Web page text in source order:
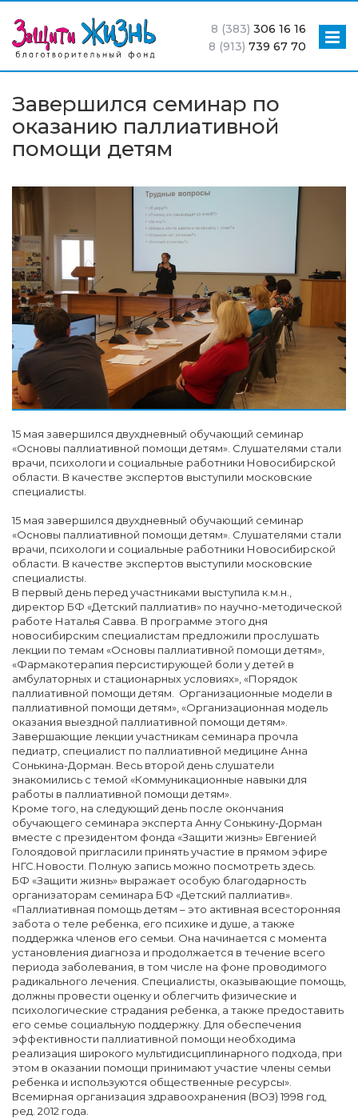
8 (383) 306 16 16
8 (913) 739 67 70
Завершился семинар по
оказанию паллиативной
помощи детям
15 мая завершился двухдневный обучающий семинар
«Основы паллиативной помощи детям». Слушателями стали
врачи, психологи и социальные работники Новосибирской
области. В качестве экспертов выступили московские
специалисты.
15 мая завершился двухдневный обучающий семинар
«Основы паллиативной помощи детям». Слушателями стали
врачи, психологи и социальные работники Новосибирской
области. В качестве экспертов выступили московские
специалисты.
В первый день перед участниками выступила к.м.н.,
директор БФ «Детский паллиатив» по научно-методической
работе Наталья Савва. В программе этого дня
новосибирским специалистам предложили прослушать
лекции по темам «Основы паллиативной помощи детям»,
«Фармакотерапия персистирующей боли у детей в
амбулаторных и стационарных условиях», «Порядок
паллиативной помощи детям. Организационные модели в
паллиативной помощи детям», «Организационная модель
оказания выездной паллиативной помощи детям».
Завершающие лекции участникам семинара прочла
педиатр, специалист по паллиативной медицине Анна
Сонькина-Дорман. Весь второй день слушатели
знакомились с темой «Коммуникационные навыки для
работы в паллиативной помощи детям».
Кроме того, на следующий день после окончания
обучающего семинара эксперта Анну Сонькину-Дорман
вместе с президентом фонда «Защити жизнь» Евгенией
Голоядовой пригласили принять участие в прямом эфире
НГС.Новости. Полную запись можно посмотреть здесь.
БФ «Защити жизнь» выражает особую благодарность
организаторам семинара БФ «Детский паллиатив».
«Паллиативная помощь детям – это активная всесторонняя
забота о теле ребенка, его психике и душе, а также
поддержка членов его семьи. Она начинается с момента
установления диагноза и продолжается в течение всего
периода заболевания, в том числе на фоне проводимого
радикального лечения. Специалисты, оказывающие помощь,
должны провести оценку и облегчить физические и
психологические страдания ребенка, а также предоставить
его семье социальную поддержку. Для обеспечения
эффективности паллиативной помощи необходима
реализация широкого мультидисциплинарного подхода, при
этом в оказании помощи принимают участие члены семьи
ребенка и используются общественные ресурсы».
Всемирная организация здравоохранения (ВОЗ) 1998 год,
ред. 2012 года.